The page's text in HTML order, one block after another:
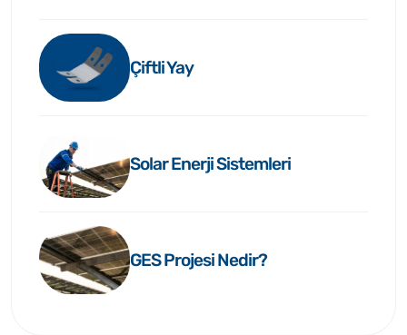
Çiftli Yay
Solar Enerji Sistemleri
GES Projesi Nedir?